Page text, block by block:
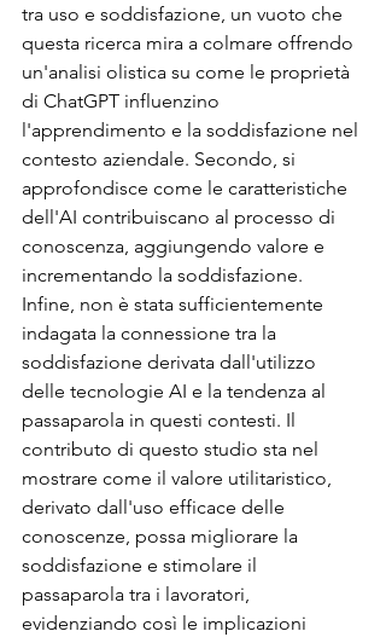
tra uso e soddisfazione, un vuoto che
questa ricerca mira a colmare offrendo
un'analisi olistica su come le proprietà
di ChatGPT influenzino
l'apprendimento e la soddisfazione nel
contesto aziendale. Secondo, si
approfondisce come le caratteristiche
dell'AI contribuiscano al processo di
conoscenza, aggiungendo valore e
incrementando la soddisfazione.
Infine, non è stata sufficientemente
indagata la connessione tra la
soddisfazione derivata dall'utilizzo
delle tecnologie AI e la tendenza al
passaparola in questi contesti. Il
contributo di questo studio sta nel
mostrare come il valore utilitaristico,
derivato dall'uso efficace delle
conoscenze, possa migliorare la
soddisfazione e stimolare il
passaparola tra i lavoratori,
evidenziando così le implicazioni